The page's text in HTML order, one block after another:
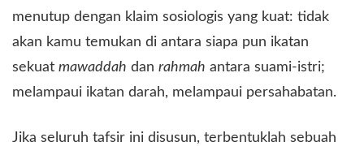
menutup dengan klaim sosiologis yang kuat: tidak
akan kamu temukan di antara siapa pun ikatan
sekuat mawaddah dan rahmah antara suami-istri;
melampaui ikatan darah, melampaui persahabatan.
​Jika seluruh tafsir ini disusun, terbentuklah sebuah